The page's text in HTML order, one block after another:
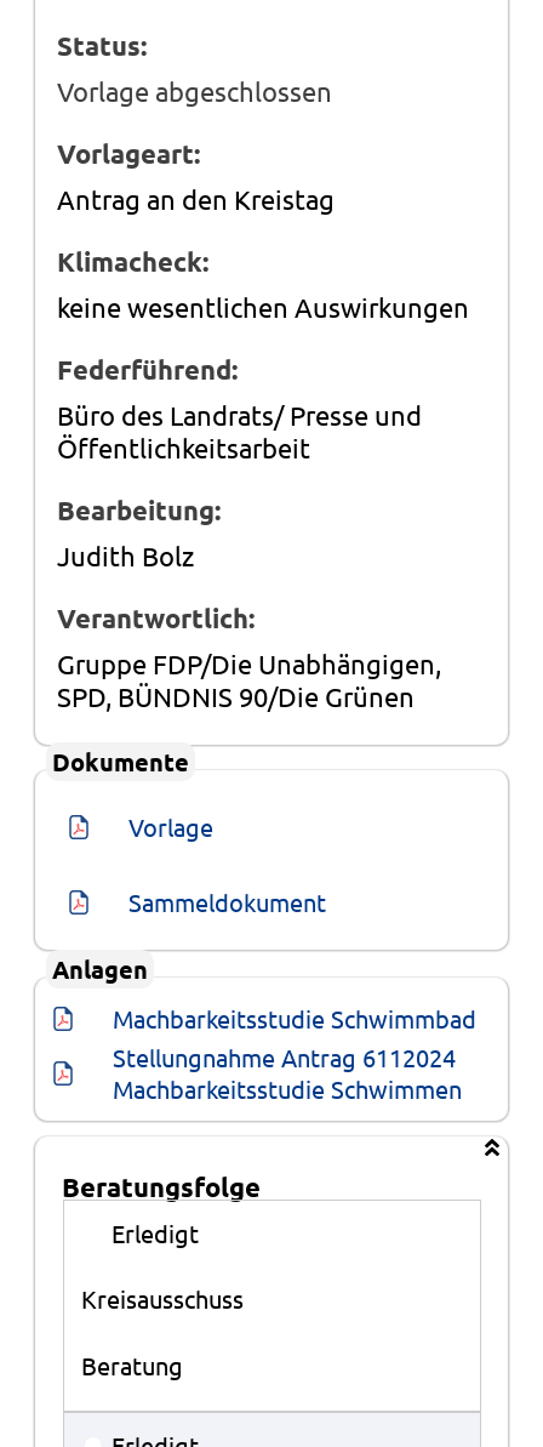
Status:
Vorlage abgeschlossen
Vorlageart:
Antrag an den Kreistag
Klimacheck:
keine wesentlichen Auswirkungen
Federführend:
Büro des Landrats/ Presse und
Öffentlichkeitsarbeit
Bearbeitung:
Judith Bolz
Verantwortlich:
Gruppe FDP/Die Unabhängigen,
SPD, BÜNDNIS 90/Die Grünen
Dokumente
Vorlage
Sammeldokument
Anlagen
Machbarkeitsstudie Schwimmbad
Stellungnahme Antrag 6112024
Machbarkeitsstudie Schwimmen
Beratungsfolge
Beratungsfolge
Erledigt
Kreisausschuss
Beratung